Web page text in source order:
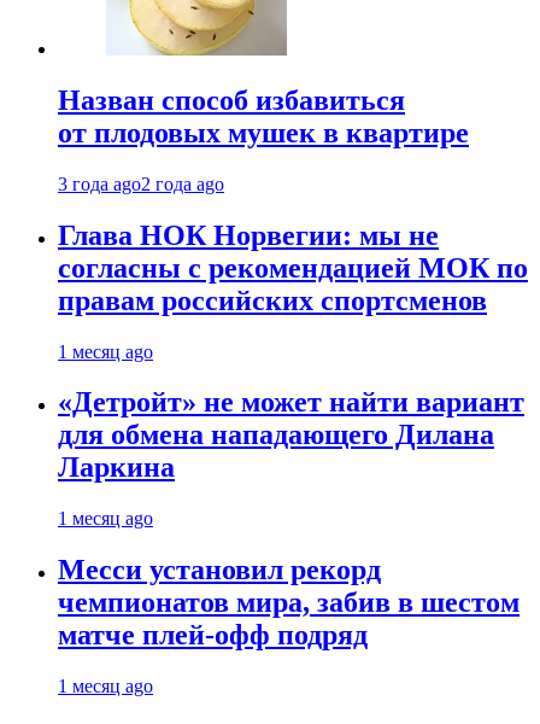
Назван способ избавиться
от плодовых мушек в квартире
3 года ago2 года ago
Глава НОК Норвегии: мы не
согласны с рекомендацией МОК по
правам российских спортсменов
1 месяц ago
«Детройт» не может найти вариант
для обмена нападающего Дилана
Ларкина
1 месяц ago
Месси установил рекорд
чемпионатов мира, забив в шестом
матче плей‑офф подряд
1 месяц ago